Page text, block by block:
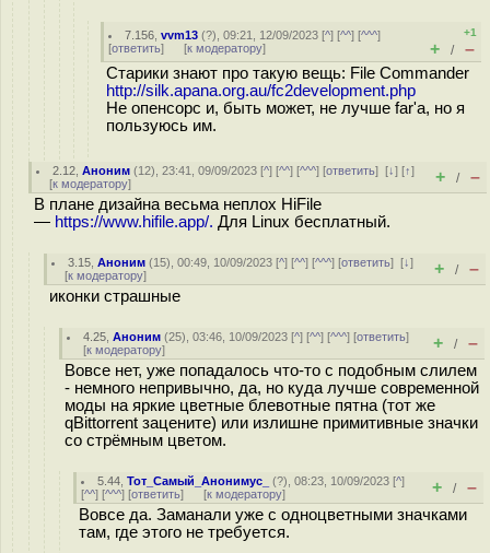
7.156 ,vvm13 (?), 09:21, 12/09/2023 [^] [^^] [^^^]
[ответить] [к модератору]
+1
+ / –
Старики знают про такую вещь: File Commander
http://silk.apana.org.au/fc2development.php
Не опенсорс и, быть может, не лучше far'а, но я
пользуюсь им.
2.12 ,Аноним (12), 23:41, 09/09/2023 [^] [^^] [^^^] [ответить][↓] [↑]
[к модератору] + / –
В плане дизайна весьма неплох HiFile
— https://www.hifile.app/. Для Linux бесплатный.
3.15 ,Аноним (15), 00:49, 10/09/2023 [^] [^^] [^^^] [ответить][↓]
[к модератору] + / –
иконки страшные
4.25 ,Аноним (25), 03:46, 10/09/2023 [^] [^^] [^^^] [ответить]
[к модератору] + / –
Вовсе нет, уже попадалось что-то с подобным слилем
- немного непривычно, да, но куда лучше современной
моды на яркие цветные блевотные пятна (тот же
qBittorrent зацените) или излишне примитивные значки
со стрёмным цветом.
5.44 ,Тот_Самый_Анонимус_ (?), 08:23, 10/09/2023 [^]
[^^] [^^^] [ответить] [к модератору] + / –
Вовсе да. Заманали уже с одноцветными значками
там, где этого не требуется.